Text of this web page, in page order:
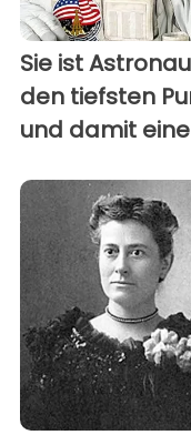
Sie ist
den tiefsten
und damit